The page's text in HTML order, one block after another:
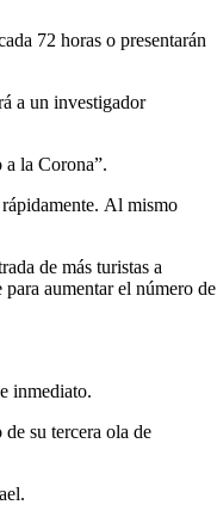
72 horas o presentarán
a un investigador
la Corona”.
Al mismo
de más turistas a
aumentar el número de
inmediato.
su tercera ola de